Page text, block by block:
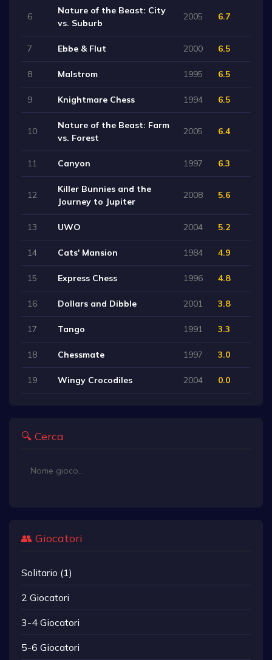
6
Nature of the Beast: City
vs. Suburb
2005 6.7
7 Ebbe & Flut 2000 6.5
8 Malstrom 1995 6.5
9 Knightmare Chess 1994 6.5
10
Nature of the Beast: Farm
vs. Forest
2005 6.4
11 Canyon 1997 6.3
12
Killer Bunnies and the
Journey to Jupiter
2008 5.6
13 UWO 2004 5.2
14 Cats' Mansion 1984 4.9
15 Express Chess 1996 4.8
16 Dollars and Dibble 2001 3.8
17 Tango 1991 3.3
18 Chessmate 1997 3.0
19 Wingy Crocodiles 2004 0.0
🔍 Cerca
👥 Giocatori
Solitario (1)
2 Giocatori
3-4 Giocatori
5-6 Giocatori